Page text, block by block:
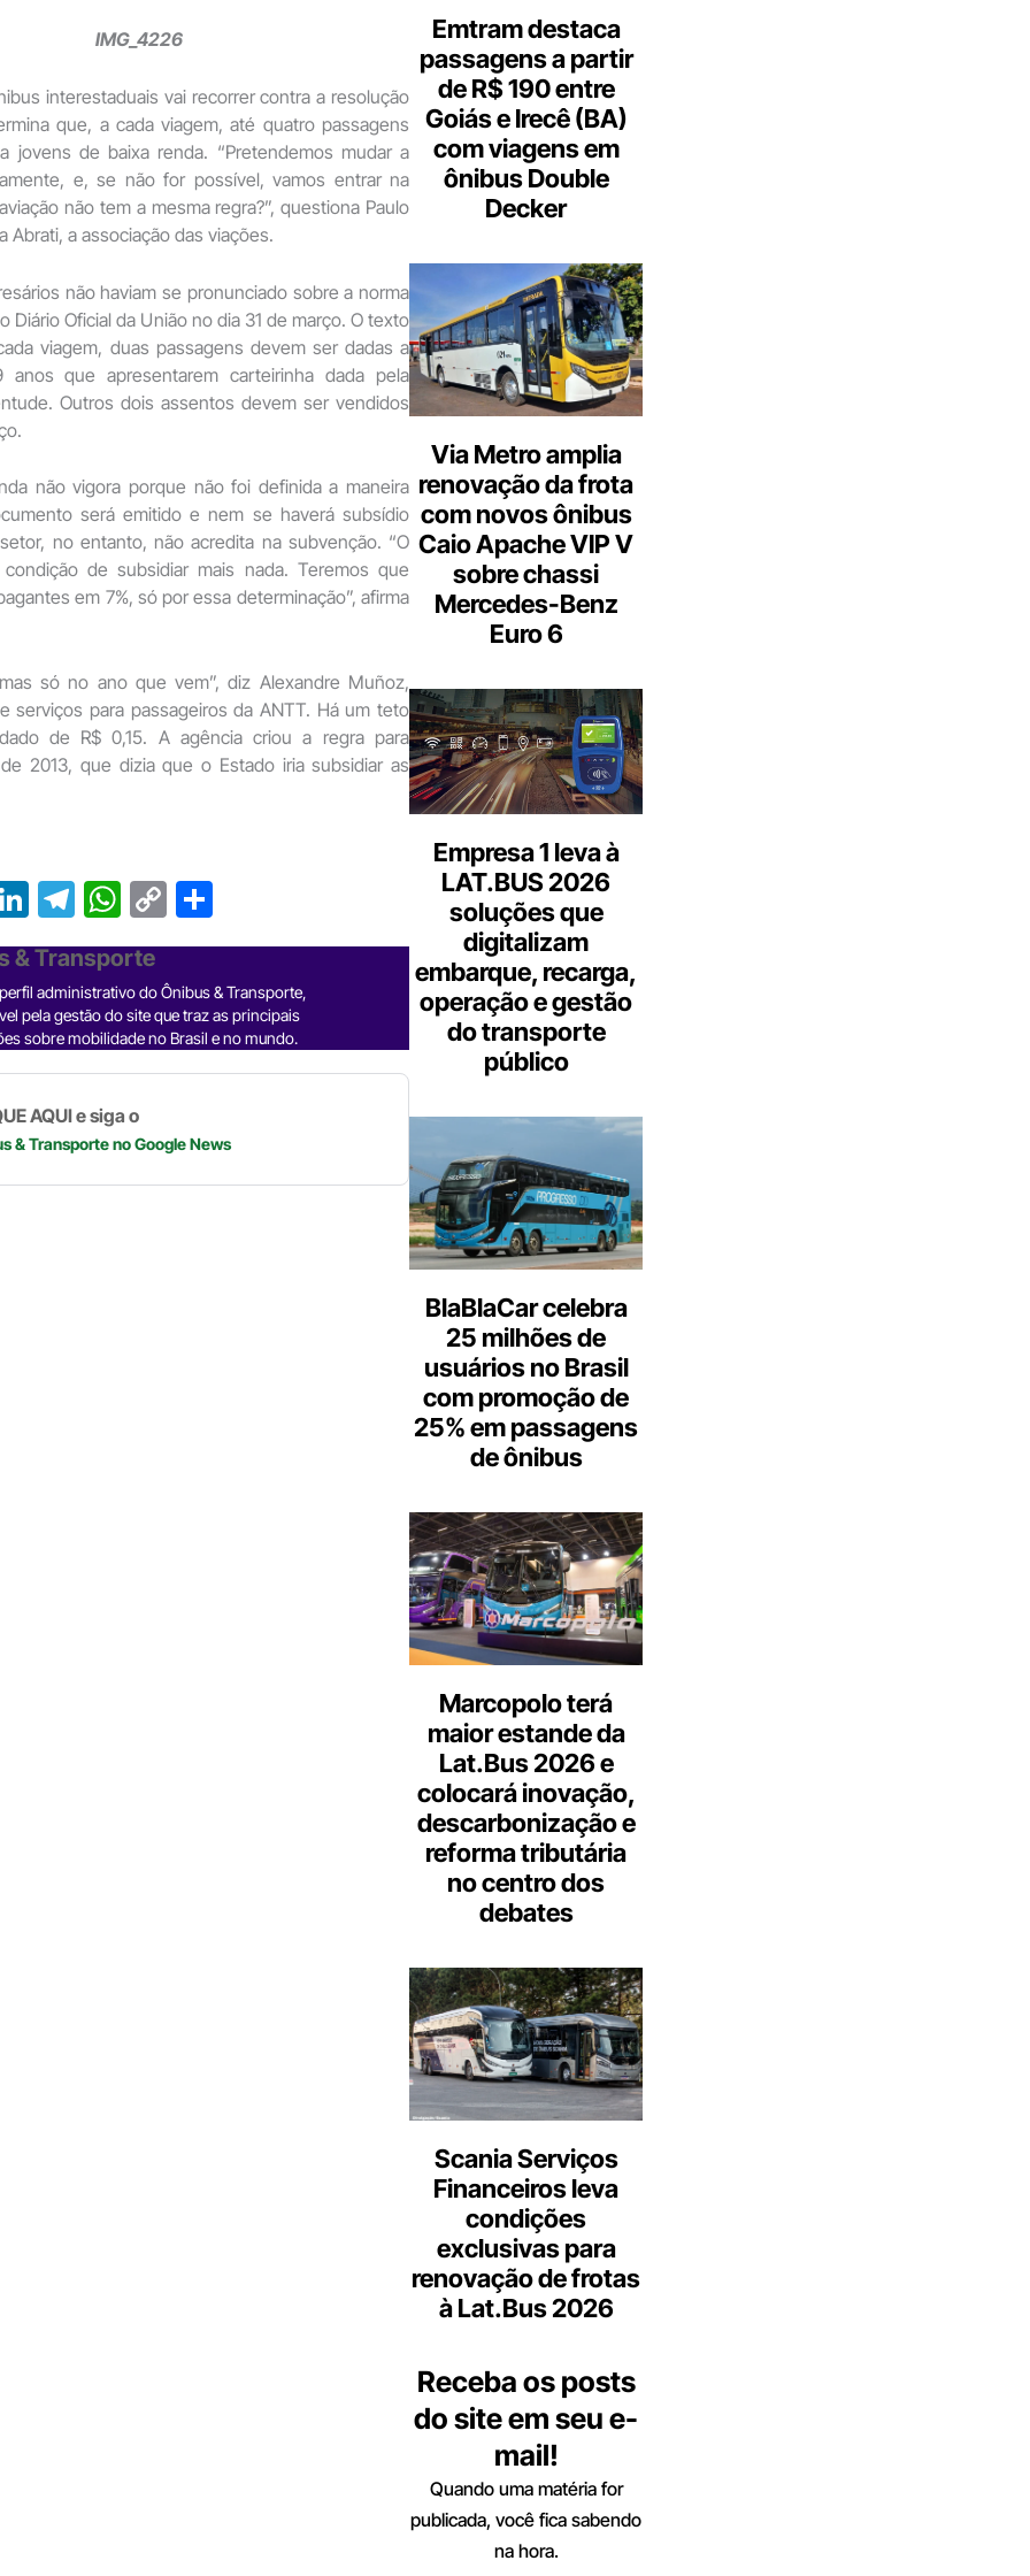
interestaduais vai recorrer contra a resolução
que, a cada viagem, até quatro passagens
jovens de baixa renda. “Pretendemos mudar a
e, se não for possível, vamos entrar na
não tem a mesma regra?”, questiona Paulo
Abrati, a associação das viações.
não haviam se pronunciado sobre a norma
Diário Oficial da União no dia 31 de março. O texto
viagem, duas passagens devem ser dadas a
que apresentarem carteirinha dada pela
Outros dois assentos devem ser vendidos
não vigora porque não foi definida a maneira
será emitido e nem se haverá subsídio
no entanto, não acredita na subvenção. “O
de subsidiar mais nada. Teremos que
em 7%, só por essa determinação”, afirma
só no ano que vem”, diz Alexandre Muñoz,
serviços para passageiros da ANTT. Há um teto
de R$ 0,15. A agência criou a regra para
2013, que dizia que o Estado iria subsidiar as
Li
n
ke
dI
n
T
el
e
gr
a
m
W
h
at
s
A
p
p
C
o
p
y
Li
n
h
e
& Transporte
administrativo do Ônibus & Transporte,
pela gestão do site que traz as principais
sobre mobilidade no Brasil e no mundo.
AQUI e siga o
& Transporteno Google News
Emtram destaca
passagens a partir
de R$ 190 entre
Goiás e Irecê (BA)
com viagens em
ônibus Double
Decker
Via Metro amplia
renovação da frota
com novos ônibus
Caio Apache VIP V
sobre chassi
Mercedes-Benz
Euro 6
Empresa 1 leva à
LAT.BUS 2026
soluções que
digitalizam
embarque, recarga,
operação e gestão
do transporte
público
BlaBlaCar celebra
25 milhões de
usuários no Brasil
com promoção de
25% em passagens
de ônibus
Marcopolo terá
maior estande da
Lat.Bus 2026 e
colocará inovação,
descarbonização e
reforma tributária
no centro dos
debates
Scania Serviços
Financeiros leva
condições
exclusivas para
renovação de frotas
à Lat.Bus 2026
Receba os posts
do site em seu e-
mail!
Quando uma matéria for
publicada, você fica sabendo
na hora.